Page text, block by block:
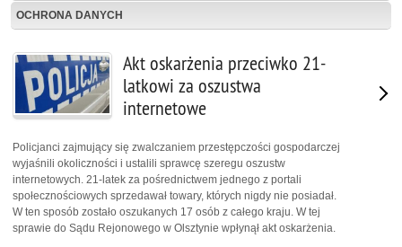
OCHRONA DANYCH
Akt oskarżenia przeciwko 21-
latkowi za oszustwa
internetowe
Policjanci zajmujący się zwalczaniem przestępczości gospodarczej
wyjaśnili okoliczności i ustalili sprawcę szeregu oszustw
internetowych. 21-latek za pośrednictwem jednego z portali
społecznościowych sprzedawał towary, których nigdy nie posiadał.
W ten sposób zostało oszukanych 17 osób z całego kraju. W tej
sprawie do Sądu Rejonowego w Olsztynie wpłynął akt oskarżenia.